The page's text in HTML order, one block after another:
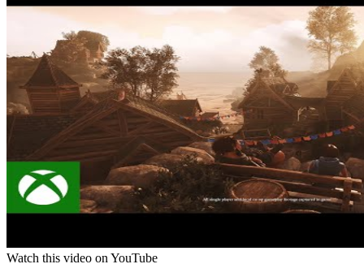
Watch this video on YouTube